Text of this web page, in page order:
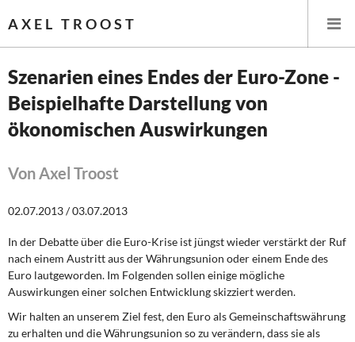
AXEL TROOST
Startseite
Leitlinien linker Wirtschafts- und Finanzpolitik
Wirtschaftspolitik
Steuer- und Finanzpolitik
Öffentliche Infrastruktur und Daseinsvorsorge
Eurokrise und Griechenland
Szenarien eines Endes der Euro-Zone -
Beispielhafte Darstellung von
ökonomischen Auswirkungen
Von Axel Troost
02.07.2013 / 03.07.2013
In der Debatte über die Euro-Krise ist jüngst wieder verstärkt der Ruf
nach einem Austritt aus der Währungsunion oder einem Ende des
Euro lautgeworden. Im Folgenden sollen einige mögliche
Auswirkungen einer solchen Entwicklung skizziert werden.
Wir halten an unserem Ziel fest, den Euro als Gemeinschaftswährung
zu erhalten und die Währungsunion so zu verändern, dass sie als